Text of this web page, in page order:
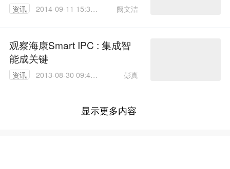
资讯
2014-09-11 15:36:
阙文洁
观察海康Smart IPC : 集成智
能成关键
资讯
2013-08-30 09:43:
彭真
显示更多内容